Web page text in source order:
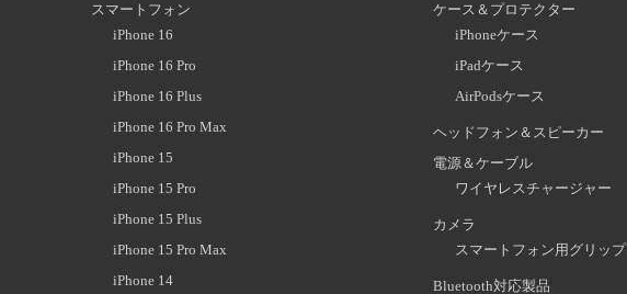
スマートフォン
iPhone 16
iPhone 16 Pro
iPhone 16 Plus
iPhone 16 Pro Max
iPhone 15
iPhone 15 Pro
iPhone 15 Plus
iPhone 15 Pro Max
iPhone 14
ケース＆プロテクター
iPhoneケース
iPadケース
AirPodsケース
ヘッドフォン＆スピーカー
電源＆ケーブル
ワイヤレスチャージャー
カメラ
スマートフォン用グリップ
Bluetooth対応製品